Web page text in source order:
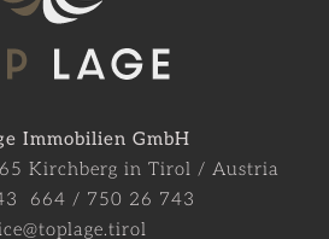
Immobilien GmbH
Kirchberg in Tirol / Austria
664 / 750 26 743